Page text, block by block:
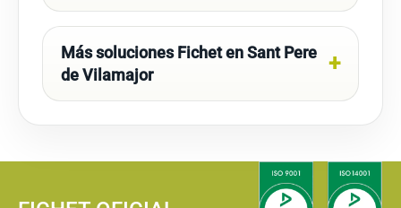
Más soluciones Fichet en Sant Pere
de Vilamajor